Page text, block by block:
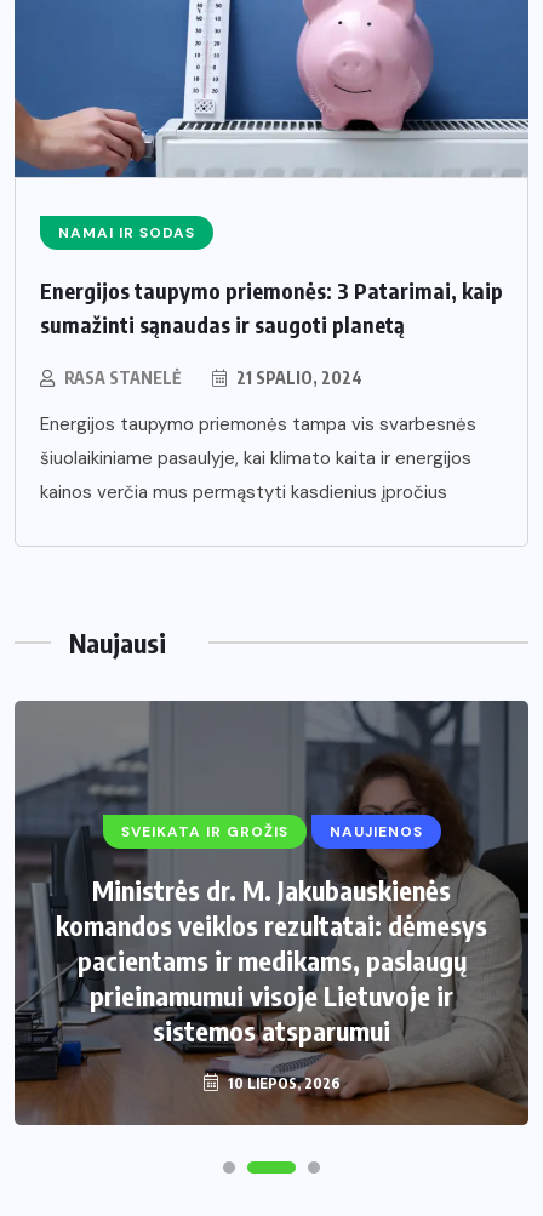
NAMAI IR SODAS
Energijos taupymo priemonės: 3 Patarimai, kaip
sumažinti sąnaudas ir saugoti planetą
RASA STANELĖ 21 SPALIO, 2024
Energijos taupymo priemonės tampa vis svarbesnės
šiuolaikiniame pasaulyje, kai klimato kaita ir energijos
kainos verčia mus permąstyti kasdienius įpročius
Naujausi
SVEIKATA IR GROŽIS NAUJIENOS
Ministrės dr. M. Jakubauskienės
komandos veiklos rezultatai: dėmesys
pacientams ir medikams, paslaugų
prieinamumui visoje Lietuvoje ir
sistemos atsparumui
10 LIEPOS, 2026